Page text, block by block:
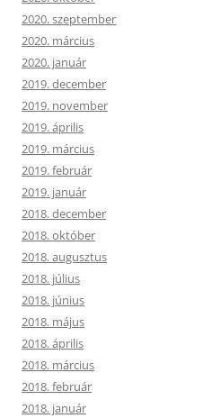
2020. szeptember
2020. március
2020. január
2019. december
2019. november
2019. április
2019. március
2019. február
2019. január
2018. december
2018. október
2018. augusztus
2018. július
2018. június
2018. május
2018. április
2018. március
2018. február
2018. január